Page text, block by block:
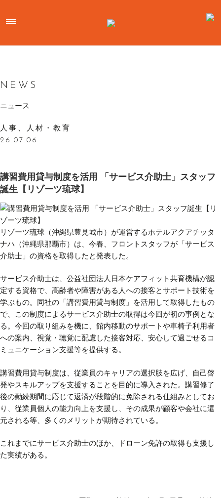
NEWS
ニュース
人事、人材・教育
26.07.06
講習費用貸与制度を活用 「サービス介助士」スタッフ
誕生【リゾーツ琉球】
リゾーツ琉球（沖縄県豊見城市）が運営するホテルアクアチッタ
ナハ（沖縄県那覇市）は、今春、フロントスタッフが「サービス
介助士」の資格を取得したと発表した。
サービス介助士は、公益社団法人日本ケアフィット共育機構が認
定する資格で、高齢者や障害がある人への接客とサポート技術を
学ぶもの。同社の「講習費用貸与制度」を活用して取得したもの
で、この制度によるサービス介助士の取得は今回が初の事例とな
る。今回の取り組みを機に、館内移動のサポートや車椅子利用者
への案内、視覚・聴覚に配慮した接客対応、安心して過ごせるコ
ミュニケーション支援等を提供する。
講習費用貸与制度は、従業員のキャリアの選択肢を広げ、自己啓
発やスキルアップを支援することを目的に導入された。講習修了
後の勤続期間に応じて返済が段階的に免除される仕組みとしてお
り、従業員個人の能力向上を支援し、その成果が顧客や会社に還
元される等、多くのメリットが期待されている。
これまでにサービス介助士のほか、ドローン免許の取得も支援し
た実績がある。